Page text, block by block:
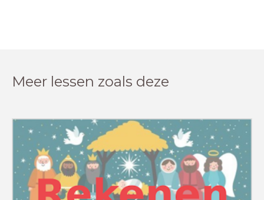
Meer lessen zoals deze